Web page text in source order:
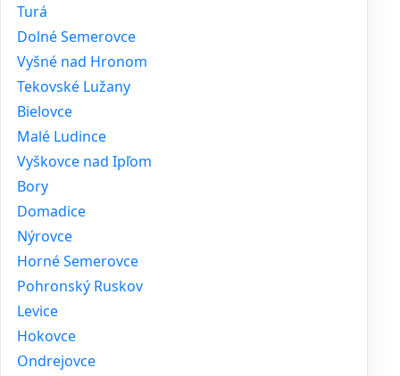
Turá
Dolné Semerovce
Vyšné nad Hronom
Tekovské Lužany
Bielovce
Malé Ludince
Vyškovce nad Ipľom
Bory
Domadice
Nýrovce
Horné Semerovce
Pohronský Ruskov
Levice
Hokovce
Ondrejovce